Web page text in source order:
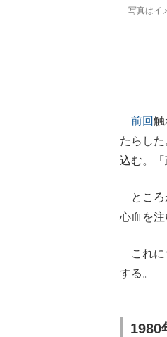
写真は
前回触
たらし
込む。「
ところ
心血を注
これに
する。
1980